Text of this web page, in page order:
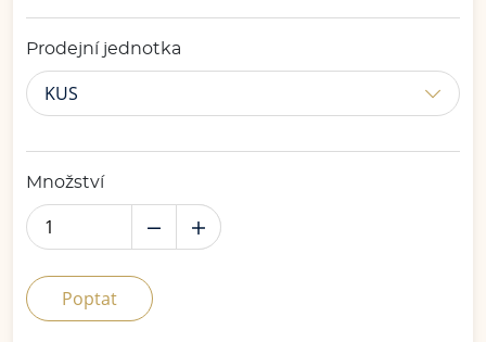
Prodejní jednotka
KUS
Množství
Poptat